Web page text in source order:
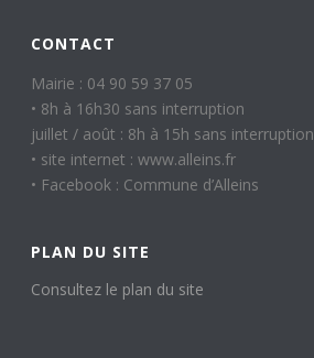
CONTACT
Mairie : 04 90 59 37 05
• 8h à 16h30 sans interruption
juillet / août : 8h à 15h sans interruption
• site internet : www.alleins.fr
• Facebook : Commune d’Alleins
PLAN DU SITE
Consultez le plan du site